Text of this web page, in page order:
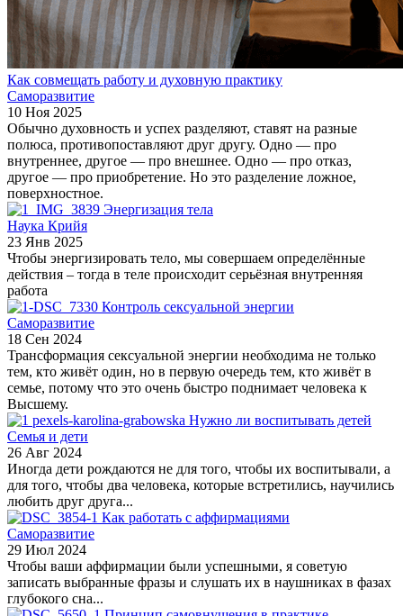
Как совмещать работу и духовную практику
Саморазвитие
10 Ноя 2025
Обычно духовность и успех разделяют, ставят на разные
полюса, противопоставляют друг другу. Одно — про
внутреннее, другое — про внешнее. Одно — про отказ,
другое — про приобретение. Но это разделение ложное,
поверхностное.
Энергизация тела
Наука Крийя
23 Янв 2025
Чтобы энергизировать тело, мы совершаем определённые
действия – тогда в теле происходит серьёзная внутренняя
работа
Контроль сексуальной энергии
Саморазвитие
18 Сен 2024
Трансформация сексуальной энергии необходима не только
тем, кто живёт один, но в первую очередь тем, кто живёт в
семье, потому что это очень быстро поднимает человека к
Высшему.
Нужно ли воспитывать детей
Семья и дети
26 Авг 2024
Иногда дети рождаются не для того, чтобы их воспитывали, а
для того, чтобы два человека, которые встретились, научились
любить друг друга...
Как работать с аффирмациями
Саморазвитие
29 Июл 2024
Чтобы ваши аффирмации были успешными, я советую
записать выбранные фразы и слушать их в наушниках в фазах
глубокого сна...